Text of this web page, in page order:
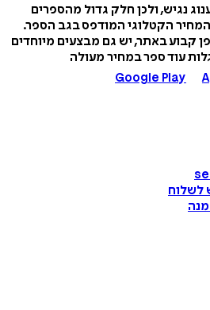
נגיש, ולכן חלק גדול מהספרים
הקטלוגי המודפס בגב הספר.
קבוע באתר, יש גם מבצעים מיוחדים
עוד ספר במחיר מעולה
Google Play
לשלוח